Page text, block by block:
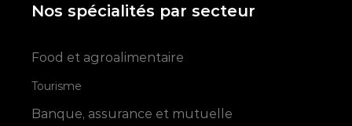
Nos spécialités par secteur
Food et agroalimentaire
Tourisme
Banque, assurance et mutuelle